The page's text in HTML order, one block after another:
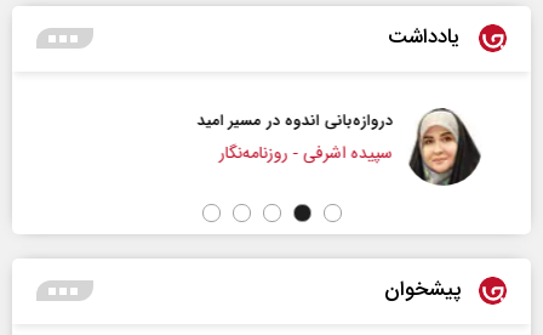
یادداشت
دروازه‌بانی اندوه در مسیر امید
سپیده اشرفی - روزنامه‌نگار
پیشخوان